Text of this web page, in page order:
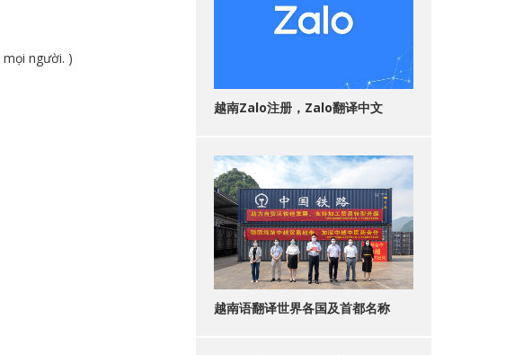
người. )
越南Zalo注册，Zalo翻译中文
越南语翻译世界各国及首都名称